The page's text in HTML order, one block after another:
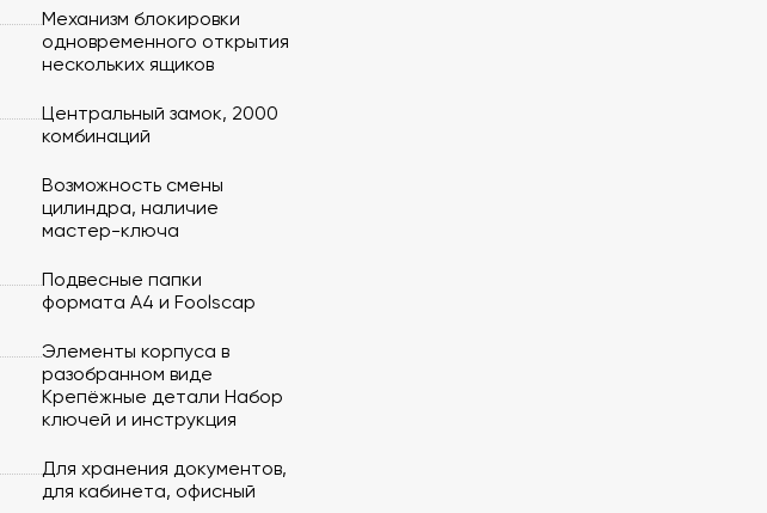
Механизм блокировки
одновременного открытия
нескольких ящиков
Центральный замок, 2000
комбинаций
Возможность смены
цилиндра, наличие
мастер-ключа
Подвесные папки
формата A4 и Foolscap
Элементы корпуса в
разобранном виде
Крепёжные детали Набор
ключей и инструкция
Для хранения документов,
для кабинета, офисный